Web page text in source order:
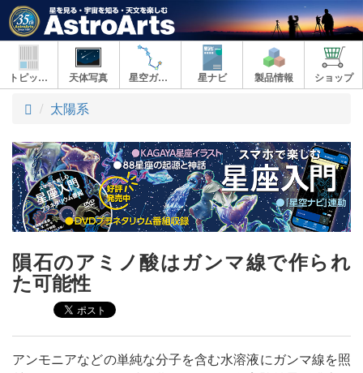
トピックス 天体写真 星空ガイド 星ナビ 製品情報 ショップ
ト
プ
太陽系
隕石のアミノ酸はガンマ線で作られ
た可能性
アンモニアなどの単純な分子を含む水溶液にガンマ線を照